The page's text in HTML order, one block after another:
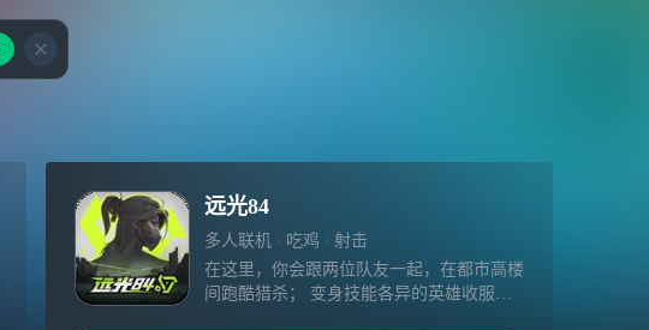
远光84
多人联机 吃鸡
射击
在这里，你会跟两位队友一起，在都市高楼
间跑酷猎杀； 变身技能各异的英雄收服宠